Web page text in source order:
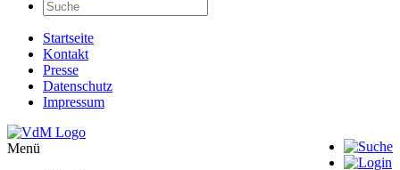
Startseite
Kontakt
Presse
Datenschutz
Impressum
Menü